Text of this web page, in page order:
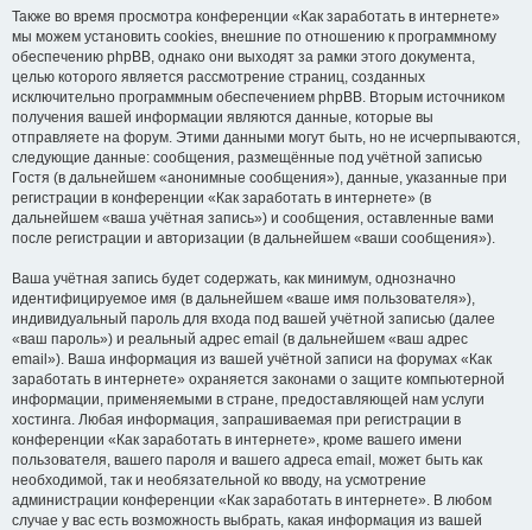
Также во время просмотра конференции «Как заработать в интернете»
мы можем установить cookies, внешние по отношению к программному
обеспечению phpBB, однако они выходят за рамки этого документа,
целью которого является рассмотрение страниц, созданных
исключительно программным обеспечением phpBB. Вторым источником
получения вашей информации являются данные, которые вы
отправляете на форум. Этими данными могут быть, но не исчерпываются,
следующие данные: сообщения, размещённые под учётной записью
Гостя (в дальнейшем «анонимные сообщения»), данные, указанные при
регистрации в конференции «Как заработать в интернете» (в
дальнейшем «ваша учётная запись») и сообщения, оставленные вами
после регистрации и авторизации (в дальнейшем «ваши сообщения»).
Ваша учётная запись будет содержать, как минимум, однозначно
идентифицируемое имя (в дальнейшем «ваше имя пользователя»),
индивидуальный пароль для входа под вашей учётной записью (далее
«ваш пароль») и реальный адрес email (в дальнейшем «ваш адрес
email»). Ваша информация из вашей учётной записи на форумах «Как
заработать в интернете» охраняется законами о защите компьютерной
информации, применяемыми в стране, предоставляющей нам услуги
хостинга. Любая информация, запрашиваемая при регистрации в
конференции «Как заработать в интернете», кроме вашего имени
пользователя, вашего пароля и вашего адреса email, может быть как
необходимой, так и необязательной ко вводу, на усмотрение
администрации конференции «Как заработать в интернете». В любом
случае у вас есть возможность выбрать, какая информация из вашей